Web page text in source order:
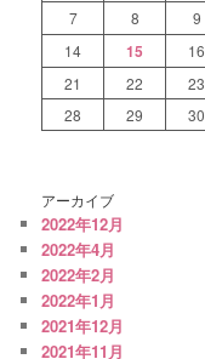
7 8 9
14 15 16
21
22 23
28
29 30
アーカイブ
2022年12月
2022年4月
2022年2月
2022年1月
2021年12月
2021年11月